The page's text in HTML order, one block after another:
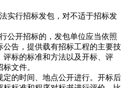
行招标发包，对不适于招标发
开招标的，发包单位应当依照
告，提供载有招标工程的主要技
标的标准和方法以及开标、评
文件。
的时间、地点公开进行。开标后